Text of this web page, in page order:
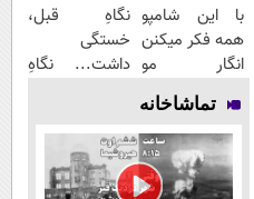
با این شامپو
همه فکر میکنن
انگار مو
کاشتی!!!!!
نگاهِ قبل،
خستگی
داشت... نگاهِ
تخفیف
تماشاخانه